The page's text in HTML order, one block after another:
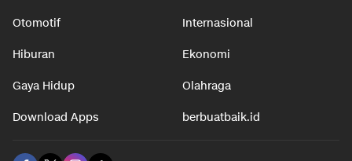
Otomotif Internasional
Hiburan Ekonomi
Gaya Hidup Olahraga
Download Apps berbuatbaik.id